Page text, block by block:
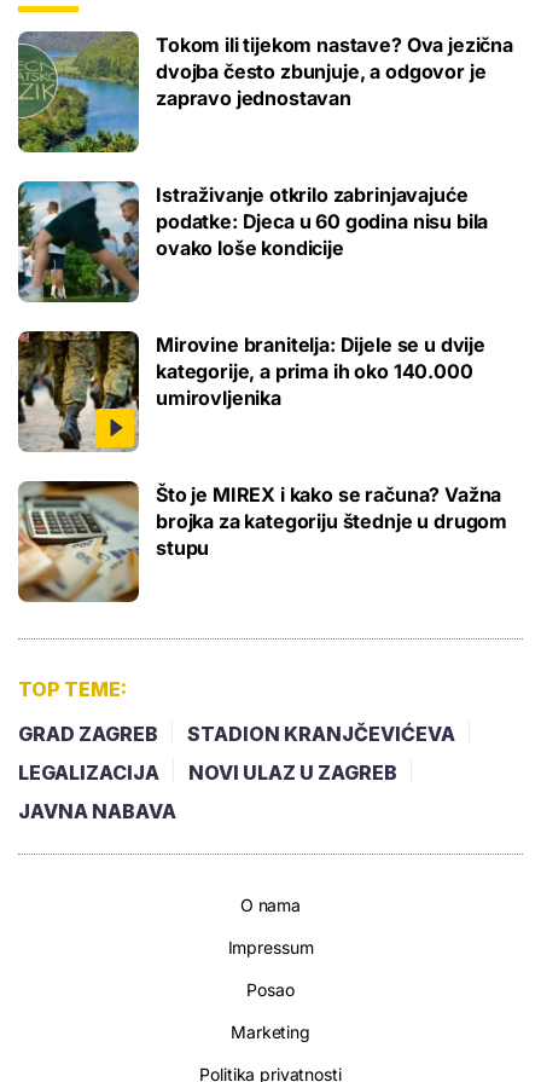
Tokom ili tijekom nastave? Ova jezična
dvojba često zbunjuje, a odgovor je
zapravo jednostavan
Istraživanje otkrilo zabrinjavajuće
podatke: Djeca u 60 godina nisu bila
ovako loše kondicije
Mirovine branitelja: Dijele se u dvije
kategorije, a prima ih oko 140.000
umirovljenika
Što je MIREX i kako se računa? Važna
brojka za kategoriju štednje u drugom
stupu
TOP TEME:
GRAD ZAGREB
STADION KRANJČEVIĆEVA
LEGALIZACIJA
NOVI ULAZ U ZAGREB
JAVNA NABAVA
O nama
Impressum
Posao
Marketing
Politika privatnosti